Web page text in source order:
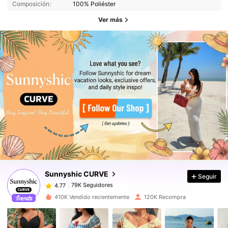
Composición: 100% Poliéster
Ver más
Sunnyshic CURVE
4.77 79K Seguidores
4.77 79K Seguidores
4.77
79K Seguidores
a***a pagóHace 22 horas
4.77 79K Seguidores
Seguir
410K Vendido recientemente 120K Recompra